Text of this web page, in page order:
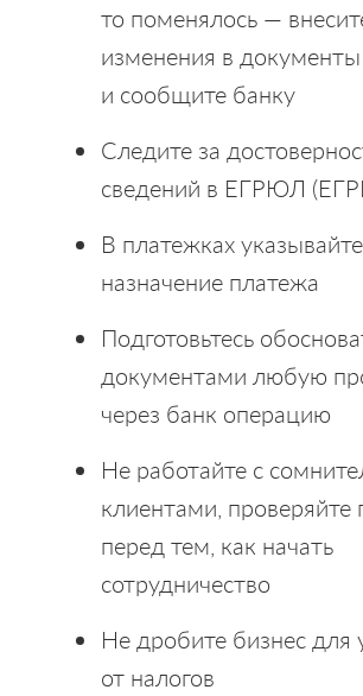
то поменялось —
изменения в документы
и сообщите банку
Следите за
сведений в ЕГРЮЛ
В платежках
назначение платежа
Подготовьтесь
документами любую
через банк операцию
Не работайте с
клиентами, проверяйте
перед тем, как начать
сотрудничество
Не дробите бизнес для
от налогов